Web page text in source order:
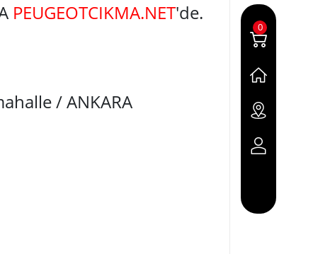
PEUGEOTCIKMA.NET'de.
/ ANKARA
0